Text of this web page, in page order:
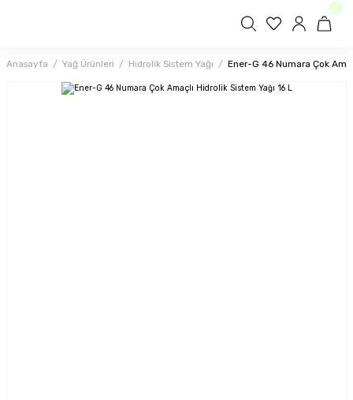
Anasayfa Yağ Ürünleri Hidrolik Sistem Yağı Ener-G 46 Numara Çok